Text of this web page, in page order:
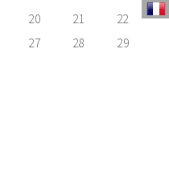
20 21
22
27 28
29